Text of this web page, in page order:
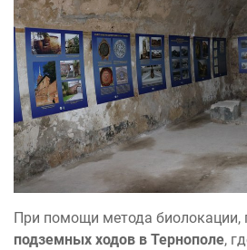
При помощи метода биолокации,
подземных ходов в Тернополе,